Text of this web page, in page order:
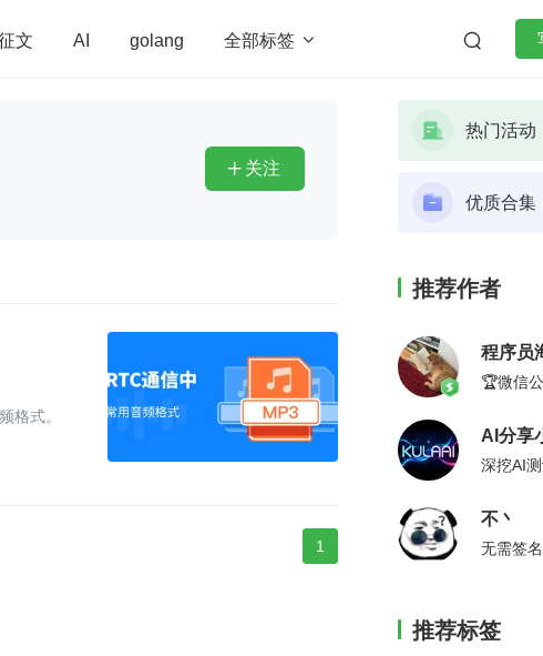
文 AI golang 全部标签  
redis
 关注
格式。
1
热门活动
优质合集
推荐作者
程序员
🏆微信
AI分享
深挖AI
不丶
无需签
推荐标签